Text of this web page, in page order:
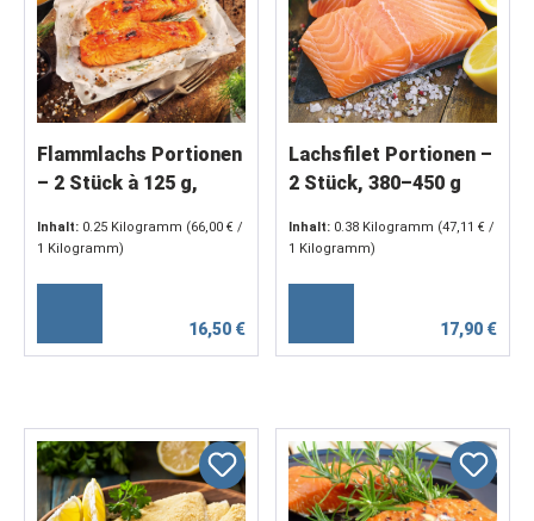
Flammlachs Portionen
– 2 Stück à 125 g,
Inhalt: 0.25 Kilogramm (66,00 € /
1 Kilogramm)
16,50 €
Lachsfilet Portionen –
2 Stück, 380–450 g
Inhalt: 0.38 Kilogramm (47,11 € /
1 Kilogramm)
17,90 €